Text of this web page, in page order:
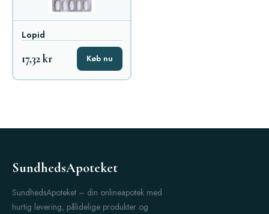
Lopid
17,32 kr Køb nu
SundhedsApoteket
SundhedsApoteket – din onlineapotek med
hurtig levering, pålidelige produkter og